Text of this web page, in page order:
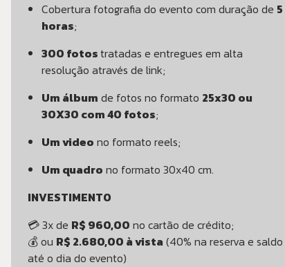
Cobertura fotografia do evento com duração de 5
horas;
300 fotostratadas e entregues em alta
resolução através de link;
Um álbum de fotos no formato 25x30 ou
30X30 com 40 fotos;
Um video no formato reels;
Um quadro no formato 30x40 cm.
INVESTIMENTO
💳 3x de R$ 960,00 no cartão de crédito;
💰 ou R$ 2.680,00 à vista (40% na reserva e saldo
até o dia do evento)